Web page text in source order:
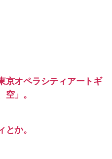
京オペラシティアートギ
」。
か。